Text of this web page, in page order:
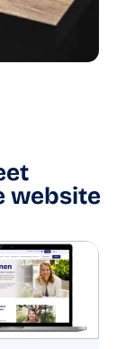
website